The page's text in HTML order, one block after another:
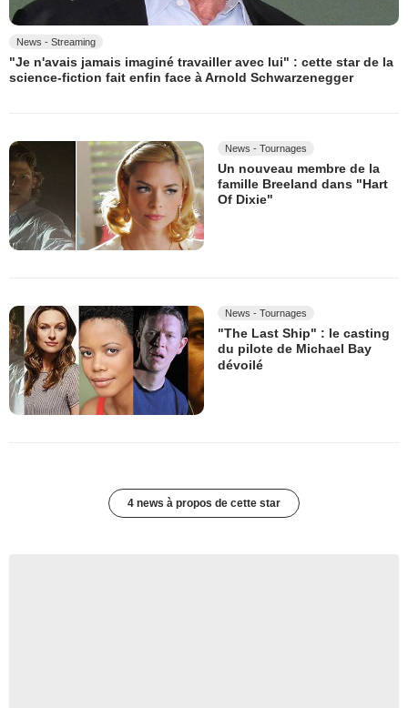
News - Streaming
"Je n'avais jamais imaginé travailler avec lui" : cette star de la
science-fiction fait enfin face à Arnold Schwarzenegger
News - Tournages
Un nouveau membre de la
famille Breeland dans "Hart
Of Dixie"
News - Tournages
"The Last Ship" : le casting
du pilote de Michael Bay
dévoilé
4 news à propos de cette star